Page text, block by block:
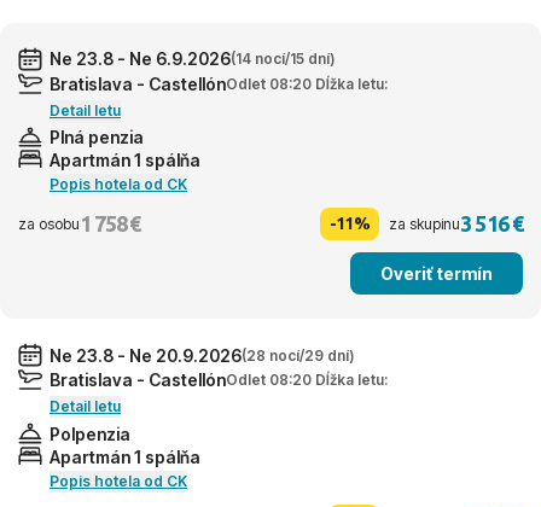
Ne 23.8 - Ne 6.9.2026(14 nocí/15 dní)
Bratislava - CastellónOdlet 08:20 Dĺžka letu:
Detail letu
Plná penzia
Apartmán 1 spálňa
Popis hotela od CK
za osobu 1 758 € -11% za skupinu3 516 €
Overiť termín
Ne 23.8 - Ne 20.9.2026(28 nocí/29 dní)
Bratislava - CastellónOdlet 08:20 Dĺžka letu:
Detail letu
Polpenzia
Apartmán 1 spálňa
Popis hotela od CK